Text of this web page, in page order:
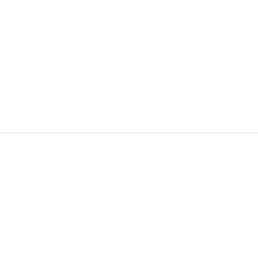
機能 人間工学 椅子 腰サポート
ス圧無段階昇降 360度回転 キ